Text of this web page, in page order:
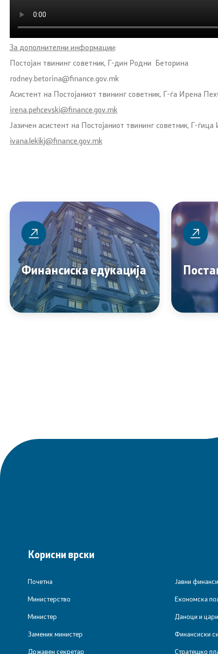
За дополнителни информации:
Постојан твининг советник, Г-дин Родни Беторина
rodney.betorina@finance.gov.mk
Асистент на Постојаниот твининг советник, Г-ѓа Ирена
irena.pehcevski@finance.gov.mk
Јазичен асистент на Постојаниот твининг советник, Г-
ivana.lekikj@finance.gov.mk
Финансиска едукација
Корисни врски
Почетна
Министерство
Министер
Заменик министер
Државен секретар
Јавни
Економска
Даноци и
Финансиски
Стратешко